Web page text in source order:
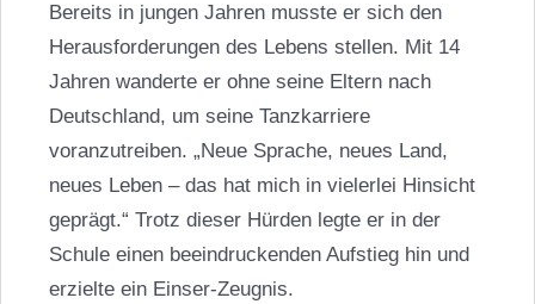
Bereits in jungen Jahren musste er sich den
Herausforderungen des Lebens stellen. Mit 14
Jahren wanderte er ohne seine Eltern nach
Deutschland, um seine Tanzkarriere
voranzutreiben. „Neue Sprache, neues Land,
neues Leben – das hat mich in vielerlei Hinsicht
geprägt.“ Trotz dieser Hürden legte er in der
Schule einen beeindruckenden Aufstieg hin und
erzielte ein Einser-Zeugnis.